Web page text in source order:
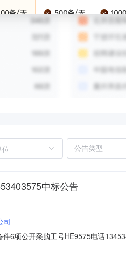
中标公告
司
6项公开采购工号HE9575电话